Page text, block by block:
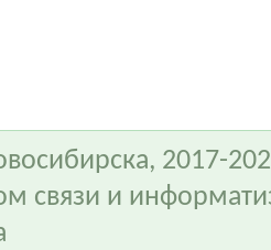
2017-
связи и